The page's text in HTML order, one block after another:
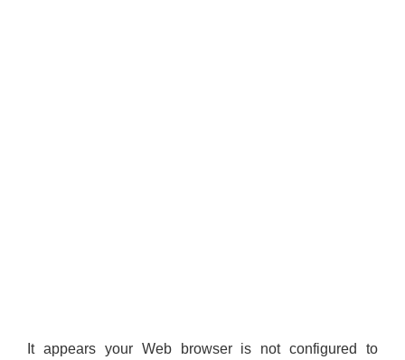
It appears your Web browser is not configured to